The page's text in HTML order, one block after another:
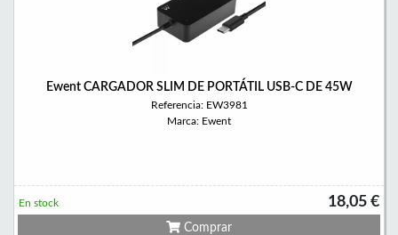
Ewent CARGADOR SLIM DE PORTÁTIL USB-C DE 45W
Referencia: EW3981
Marca: Ewent
18,05 €
En stock
Comprar